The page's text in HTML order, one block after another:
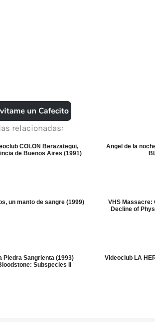
relacionadas:
COLON Berazategui,
de Buenos Aires (1991)
Angel de la
un manto de sangre (1999)
VHS Massacre:
Decline of
Piedra Sangrienta (1993)
Subspecies II
Videoclub LA